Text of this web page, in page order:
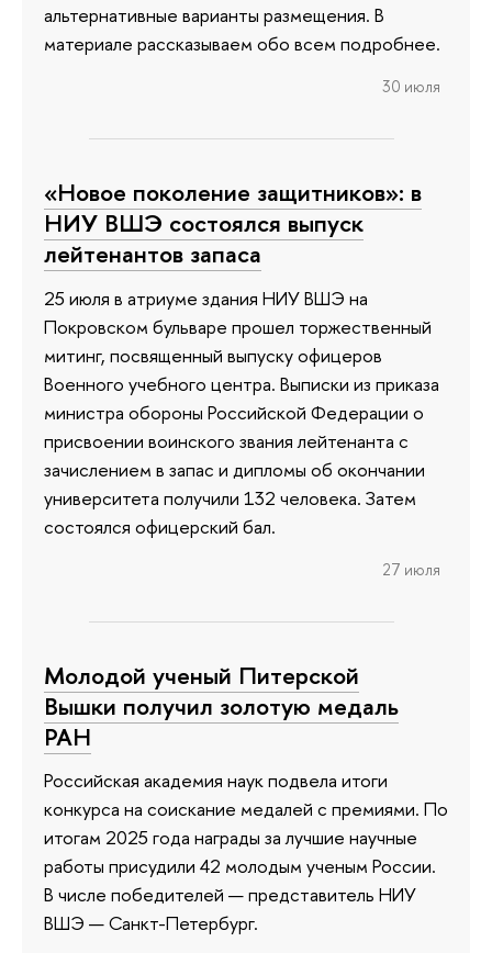
альтернативные варианты размещения. В
материале рассказываем обо всем подробнее.
30 июля
«Новое поколение защитников»: в
НИУ ВШЭ состоялся выпуск
лейтенантов запаса
25 июля в атриуме здания НИУ ВШЭ на
Покровском бульваре прошел торжественный
митинг, посвященный выпуску офицеров
Военного учебного центра. Выписки из приказа
министра обороны Российской Федерации о
присвоении воинского звания лейтенанта с
зачислением в запас и дипломы об окончании
университета получили 132 человека. Затем
состоялся офицерский бал.
27 июля
Молодой ученый Питерской
Вышки получил золотую медаль
РАН
Российская академия наук подвела итоги
конкурса на соискание медалей с премиями. По
итогам 2025 года награды за лучшие научные
работы присудили 42 молодым ученым России.
В числе победителей — представитель НИУ
ВШЭ — Санкт-Петербург.